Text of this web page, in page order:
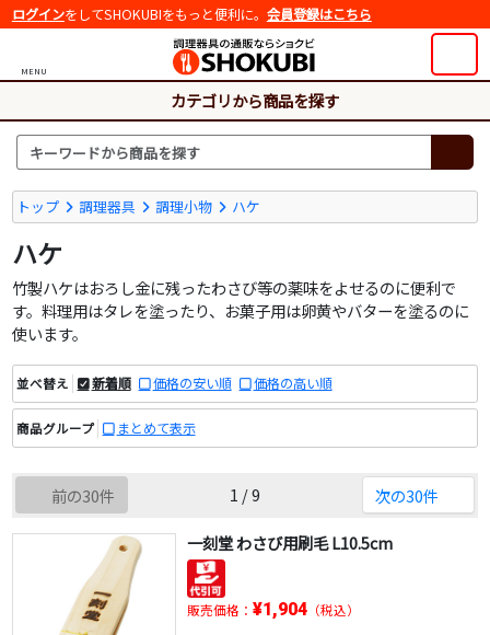
ログインをしてSHOKUBIをもっと便利に。 会員登録はこちら
MENU
カテゴリから商品を探す
トップ 調理器具 調理小物 ハケ
ハケ
竹製ハケはおろし金に残ったわさび等の薬味をよせるのに便利で
す。料理用はタレを塗ったり、お菓子用は卵黄やバターを塗るのに
使います。
並べ替え 新着順 価格の安い順 価格の高い順
商品グループ まとめて表示
前の30件 1 / 9 次の30件
一刻堂 わさび用刷毛 L10.5cm
販売価格： ¥1,904（税込）